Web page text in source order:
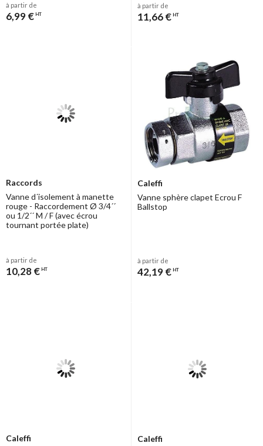
à partir de
6,99 € HT
à partir de
11,66 € HT
Raccords
Vanne d´isolement à manette
rouge - Raccordement Ø 3/4´´
ou 1/2´´ M / F (avec écrou
tournant portée plate)
à partir de
10,28 € HT
Caleffi
Vanne sphère clapet Ecrou F
Ballstop
à partir de
42,19 € HT
Caleffi
Caleffi